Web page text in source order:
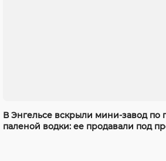
В Энгельсе вскрыли мини-завод по
паленой водки: ее продавали под